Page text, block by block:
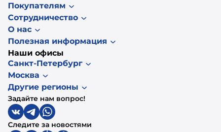
Покупателям
Сотрудничество
О нас
Полезная информация
Наши офисы
Санкт-Петербург
Москва
Другие регионы
Задайте нам вопрос!
Следите за новостями